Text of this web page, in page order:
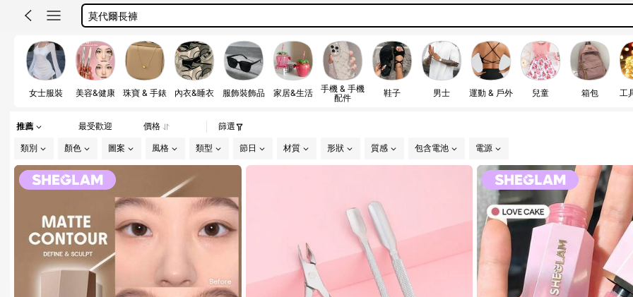
under armour
雙人床包四件套
pencil skirt
under armour
女士服裝 美容&健康 珠寶 & 手錶 內衣&睡衣 服飾裝飾品 家居&生活
手機 & 手機
配件
鞋子 男士 運動 & 戶外 兒童 箱包 工
推薦 最受歡迎 價格 篩選
類別 顏色 圖案 風格 類型 節日 材質 形狀 質感 包含電池 電源